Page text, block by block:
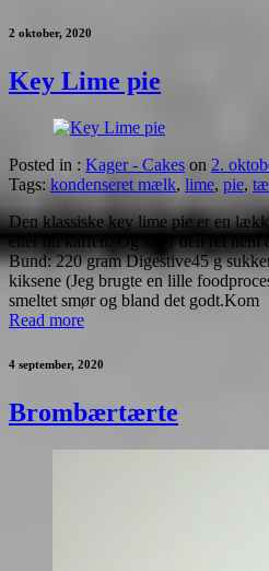
2 oktober, 2020
Key Lime pie
Posted in : Kager - Cakes on 2.
Tags: kondenseret mælk, lime, pie,
Den klassiske key lime pie er en
eller tid kaffen. Og så er den ret nem
Bund: 220 gram Digestive45 g
kiksene (Jeg brugte en lille
smeltet smør og bland det godt.Kom
Read more
4 september, 2020
Brombærtærte